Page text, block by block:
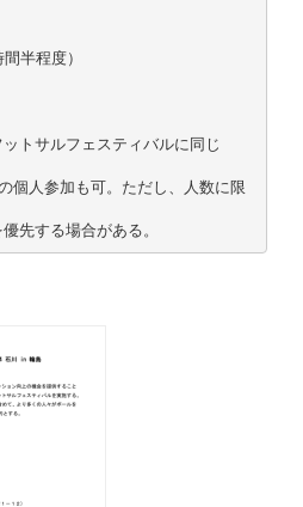
半程度）
トサルフェスティバルに同じ
個人参加も可。ただし、人数に限